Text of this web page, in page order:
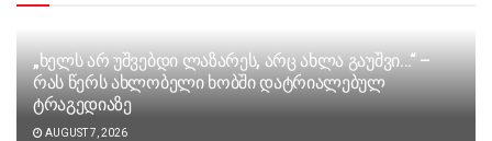
„ხელს არ უშვებდი ლაზარეს, არც ახლა გაუშვი…“ –
რას წერს ახლობელი ხობში დატრიალებულ
ტრაგედიაზე
AUGUST 7, 2026